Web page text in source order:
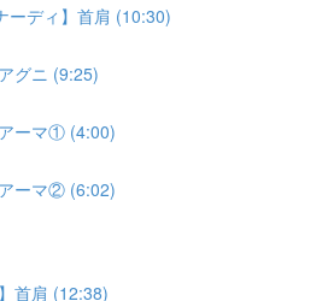
ーディ】首肩 (10:30)
グニ (9:25)
ーマ① (4:00)
ーマ② (6:02)
首肩 (12:38)